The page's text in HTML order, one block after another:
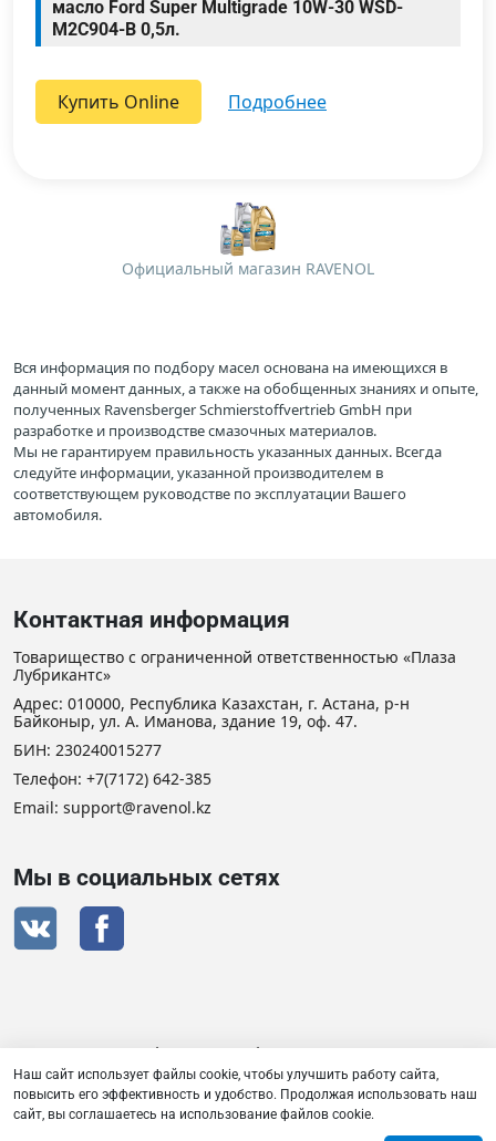
масло Ford Super Multigrade 10W-30 WSD-
M2C904-B 0,5л.
Купить Online подробнее
Официальный магазин RAVENOL
Вся информация по подбору масел основана на имеющихся в
данный момент данных, а также на обобщенных знаниях и опыте,
полученных Ravensberger Schmierstoffvertrieb GmbH при
разработке и производстве смазочных материалов.
Мы не гарантируем правильность указанных данных. Всегда
следуйте информации, указанной производителем в
соответствующем руководстве по эксплуатации Вашего
автомобиля.
Контактная информация
Товарищество с ограниченной ответственностью «Плаза
Лубрикантс»
Адрес: 010000, Республика Казахстан, г. Астана, р-н
Байконыр, ул. А. Иманова, здание 19, оф. 47.
БИН: 230240015277
Телефон: +7(7172) 642-385
Email: support@ravenol.kz
Мы в социальных сетях
Сертификат дистрибьютора RAVENOL
Товарищество с ограниченной ответственностью «Плаза
Наш сайт использует файлы cookie, чтобы улучшить работу сайта,
повысить его эффективность и удобство. Продолжая использовать наш
сайт, вы соглашаетесь на использование файлов cookie.